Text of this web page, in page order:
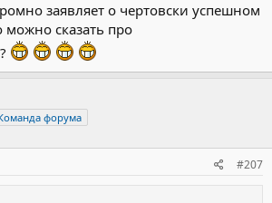
заявляет о чертовски успешном
можно сказать про
форума
#207